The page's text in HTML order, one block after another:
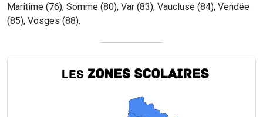
Maritime (76), Somme (80), Var (83), Vaucluse (84), Vendée
(85), Vosges (88).